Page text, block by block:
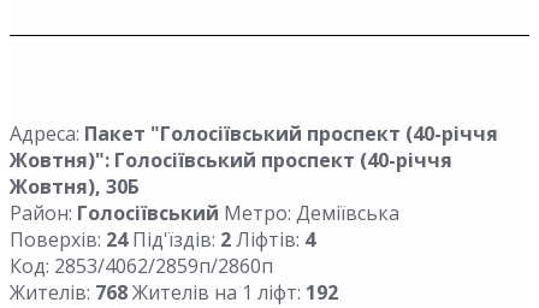
Адреса: Пакет "Голосіївський проспект (40-річчя
Жовтня)": Голосіївський проспект (40-річчя
Жовтня), 30Б
Район: Голосіївський Метро: Деміївська
Поверхів: 24Під'їздів: 2Ліфтів: 4
Код: 2853/4062/2859п/2860п
Жителів: 768Жителів на 1 ліфт: 192